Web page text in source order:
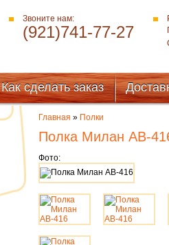
Звоните нам:
(921)741-77-27
Как сделать заказ
Главная » Полки
Полка Милан АВ-
Фото: